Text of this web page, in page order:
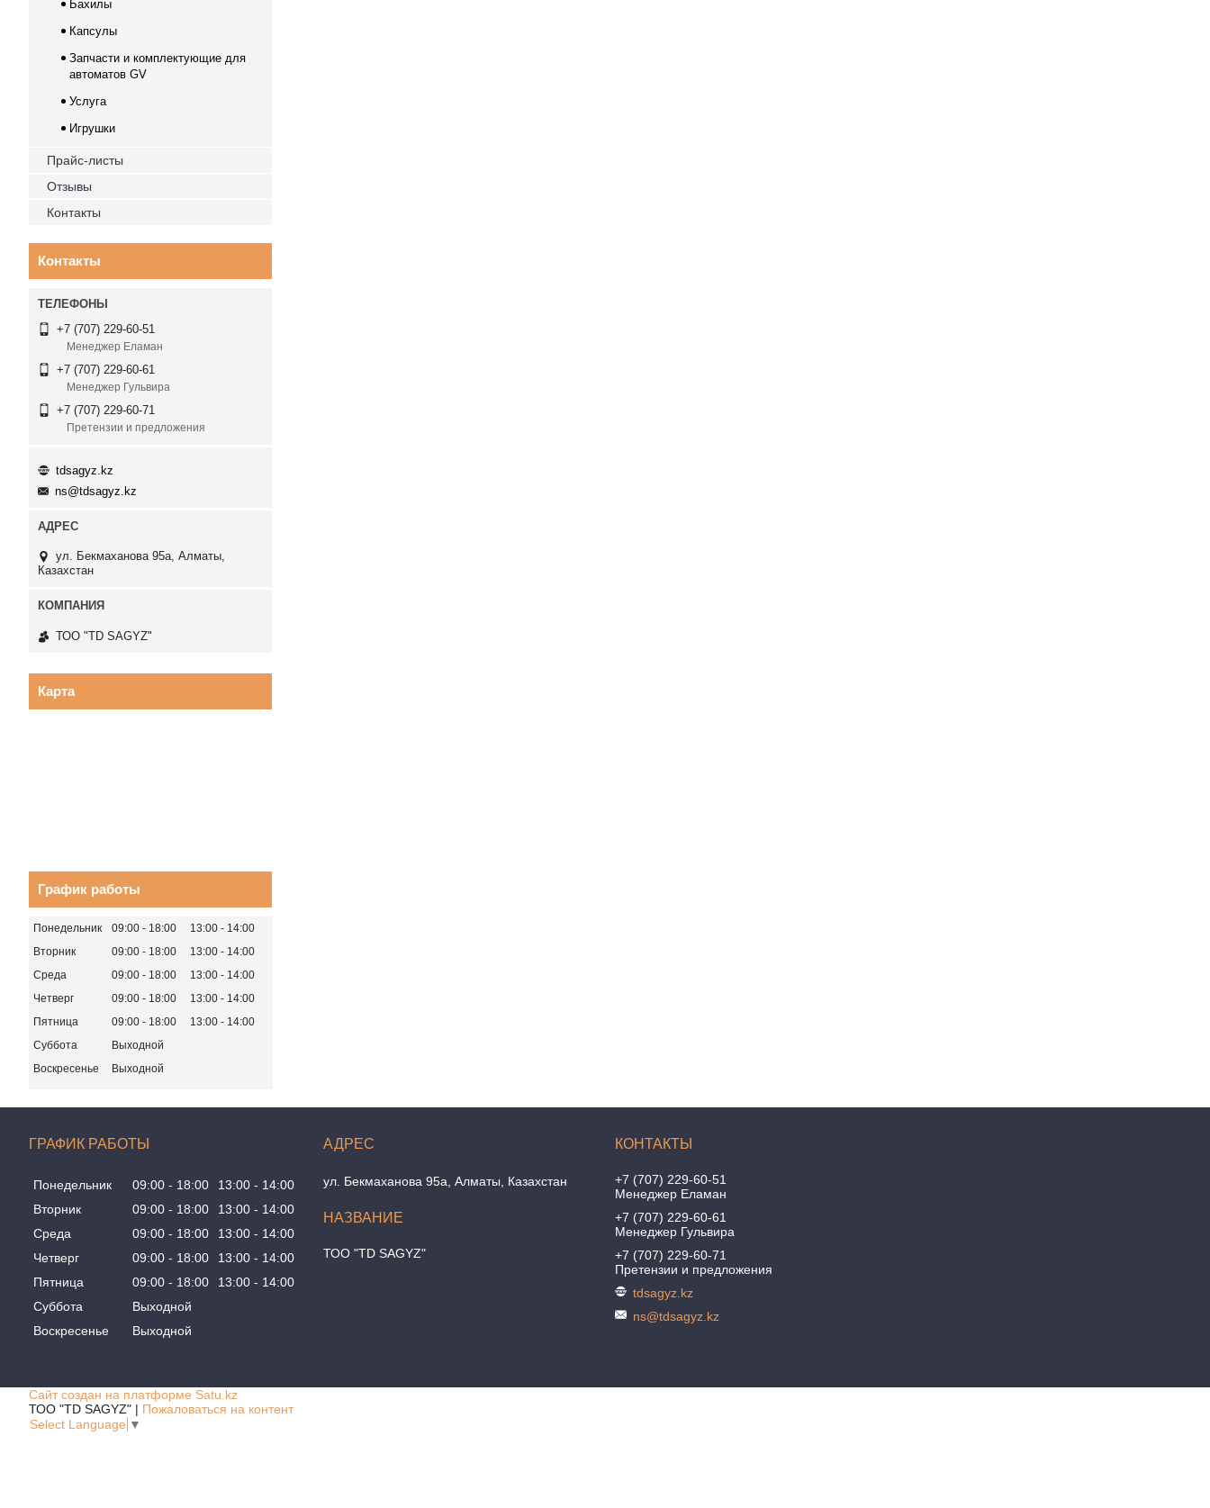
Бахилы
Капсулы
Запчасти и комплектующие для
автоматов GV
Услуга
Игрушки
Прайс-листы
Отзывы
Контакты
Контакты
+7 (707) 229-60-51
Менеджер Еламан
+7 (707) 229-60-61
Менеджер Гульвира
+7 (707) 229-60-71
Претензии и предложения
tdsagyz.kz
ns@tdsagyz.kz
ул. Бекмаханова 95а, Алматы,
Казахстан
ТОО "TD SAGYZ"
Карта
График работы
Понедельник 09:00 18:00 13:00
14:00
Вторник
09:00 18:00 13:00
14:00
Среда
09:00 18:00 13:00
14:00
Четверг
09:00 18:00 13:00
14:00
Пятница
09:00 18:00 13:00
14:00
Суббота
Выходной
Воскресенье
Выходной
ГРАФИК РАБОТЫ
Понедельник 09:00 18:00 13:00
14:00
Вторник
09:00 18:00 13:00
14:00
Среда
09:00 18:00 13:00
14:00
Четверг
09:00 18:00 13:00
14:00
Пятница
09:00 18:00 13:00
14:00
Суббота
Выходной
Воскресенье
Выходной
ул. Бекмаханова 95а, Алматы, Казахстан
ТОО "TD SAGYZ"
+7 (707) 229-60-51
Менеджер Еламан
+7 (707) 229-60-61
Менеджер Гульвира
+7 (707) 229-60-71
Претензии и предложения
tdsagyz.kz
ns@tdsagyz.kz
Сайт создан на платформе Satu.kz
ТОО "TD SAGYZ" | Пожаловаться на контент
Select Language ▼